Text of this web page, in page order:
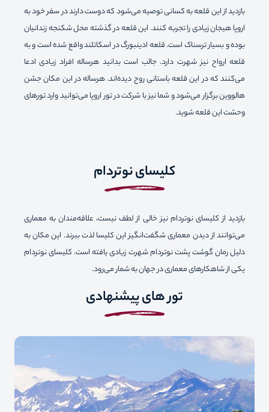
بازدید از این قلعه به کسانی توصیه می‌شود که دوست دارند در سفر خود به
اروپا هیجان زیادی را تجربه کنند.‌ این قلعه در گذشته محل شکنجه زندانیان
بوده و بسیار ترسناک است. قلعه ادینبورگ در اسکاتلند واقع شده است و به
قلعه ارواح نیز شهرت دارد. جالب است بدانید هرساله افراد زیادی ادعا
می‌کنند که در این قلعه باستانی روح دیده‌اند. هرساله در این مکان جشن
هالووین برگزار می‌شود و شما نیز با شرکت در تور اروپا می‌توانید وارد تورهای
وحشت این قلعه شوید.
کلیسای نوتردام
بازدید از کلیسای نوتردام نیز خالی از لطف نیست، علاقه‌مندان به معماری
می‌توانند از دیدن معماری شگفت‌انگیز این کلیسا لذت ببرند. این مکان به
‌دلیل رمان گوشت پشت نوتردام شهرت زیادی یافته است. کلیسای نوتردام
یکی از شاهکارهای معماری در جهان به شمار می‌رود.
تور های پیشنهادی